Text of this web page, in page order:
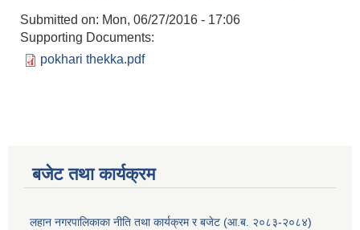
Submitted on: Mon, 06/27/2016 - 17:06
Supporting Documents:
pokhari thekka.pdf
बजेट तथा कार्यक्रम
लहान नगरपालिकाका नीति तथा कार्यक्रम र बजेट (आ.ब. २०८३-२०८४)